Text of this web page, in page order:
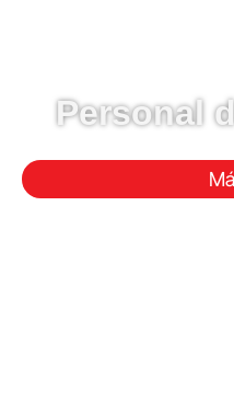
Personal